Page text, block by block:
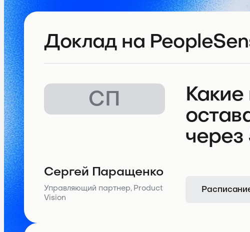
Доклад на
СП
Сергей Паращенко
Управляющий партнер, Product
Vision